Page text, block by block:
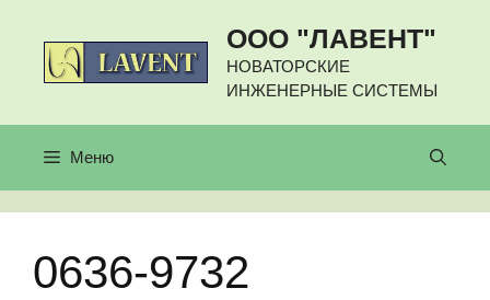
содержимому
ООО "ЛАВЕНТ"
НОВАТОРСКИЕ
ИНЖЕНЕРНЫЕ СИСТЕМЫ
Меню
0636-9732